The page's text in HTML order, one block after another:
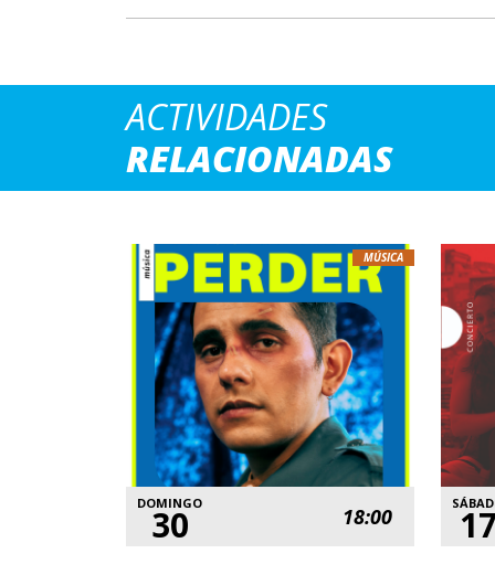
ACTIVIDADES
RELACIONADAS
MÚSICA
DOMINGO
30 18:00 17